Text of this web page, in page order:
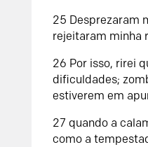
25 Desprezaram
rejeitaram minha
26 Por isso, rirei
dificuldades;
estiverem em
27 quando a
como a